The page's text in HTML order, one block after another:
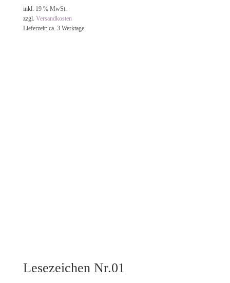
inkl. 19 % MwSt.
zzgl. Versandkosten
Lieferzeit: ca. 3 Werktage
Lesezeichen Nr.01